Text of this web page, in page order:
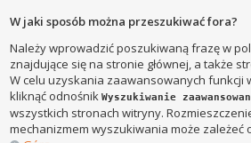
W jaki sposób można przeszukiwać fora?
Należy wprowadzić poszukiwaną frazę w
znajdujące się na stronie głównej, a także
W celu uzyskania zaawansowanych funkcji
kliknąć odnośnikWyszukiwanie
wszystkich stronach witryny.
mechanizmem wyszukiwania może zależeć